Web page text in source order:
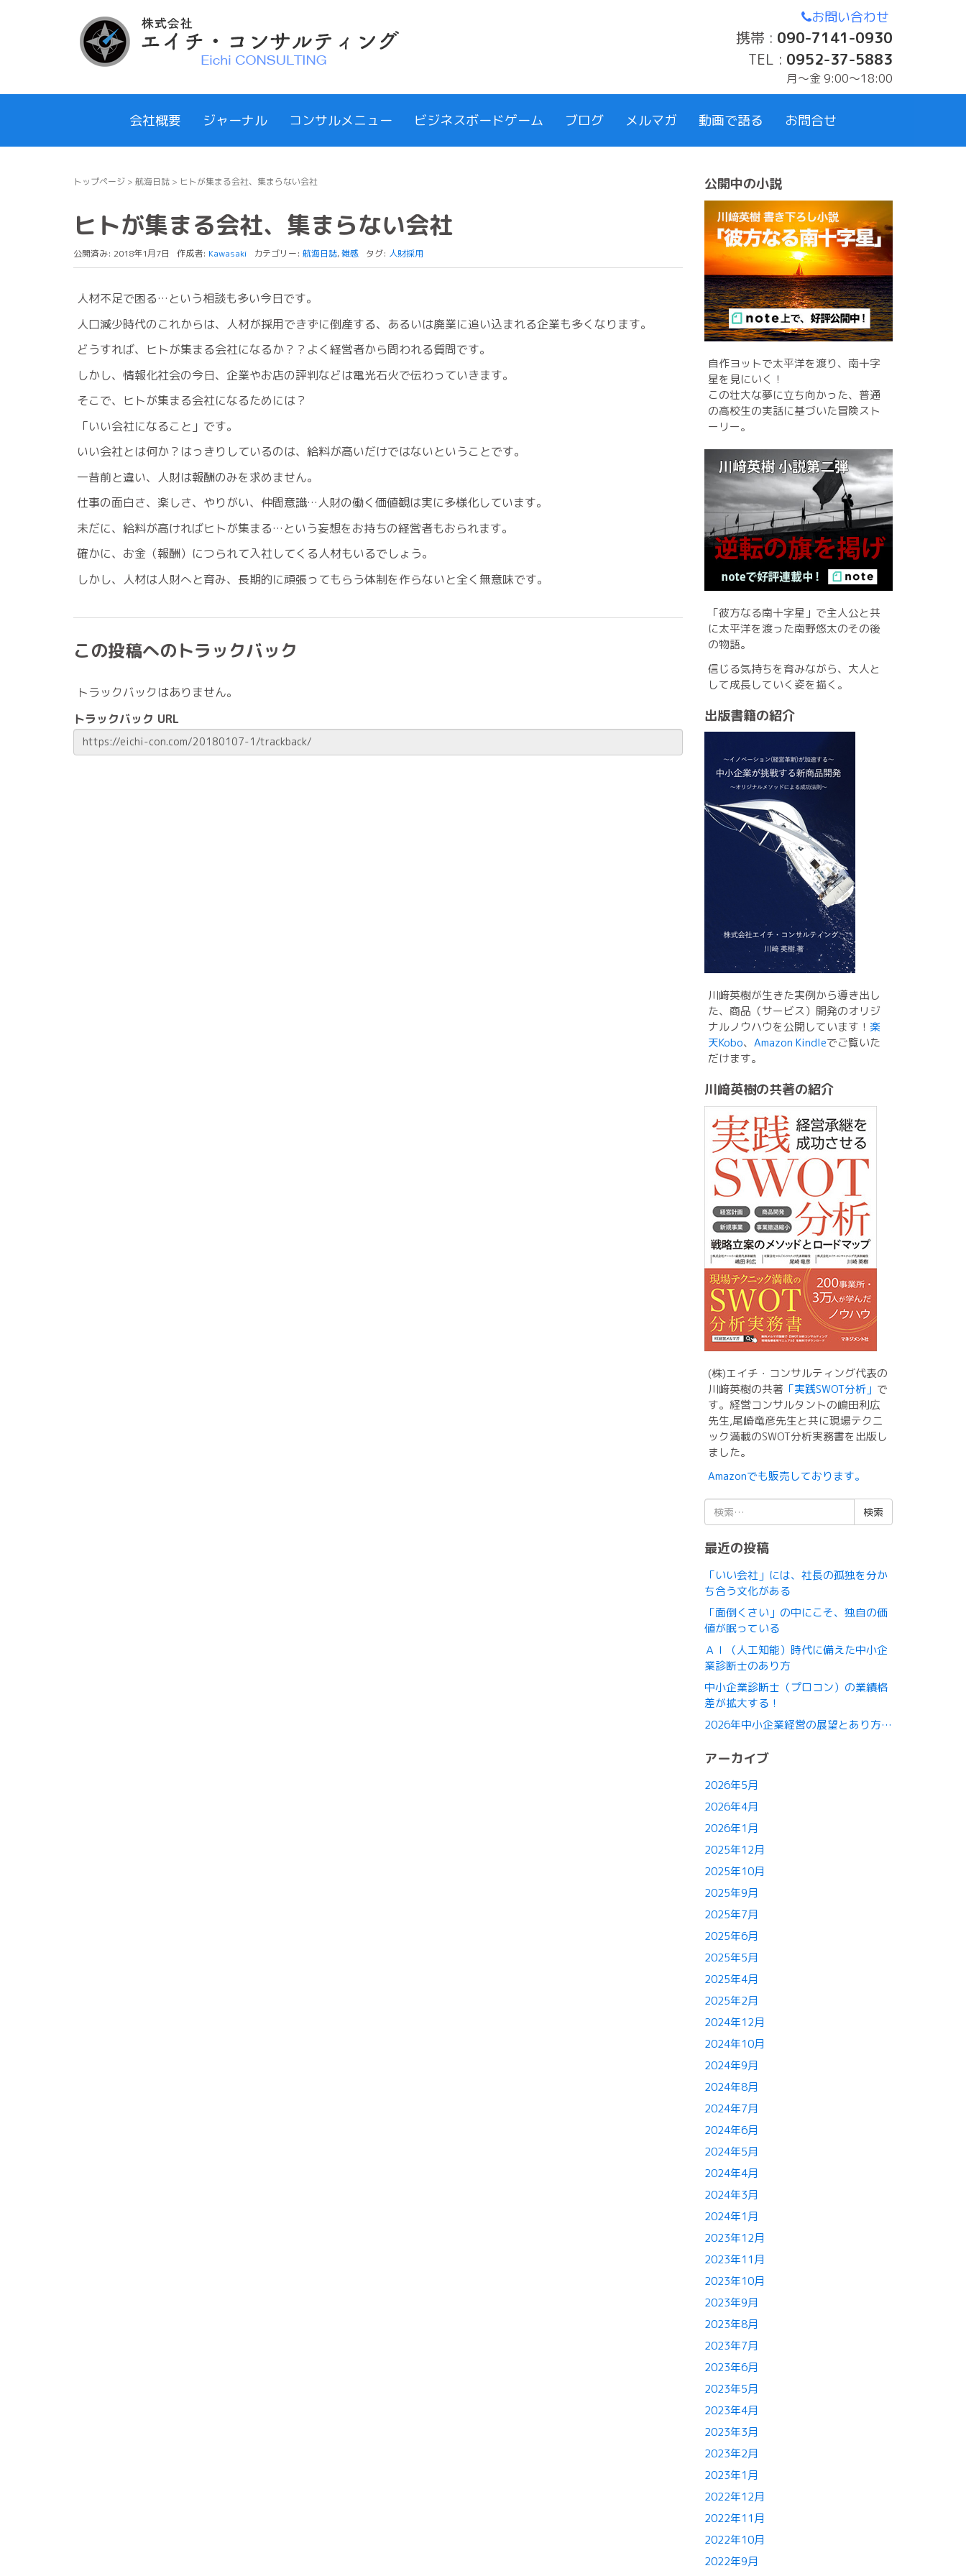
お問い合わせ
携帯 : 090-7141-0930
TEL : 0952-37-5883
月〜金 9:00～18:00
会社概要 ジャーナル コンサルメニュー ビジネスボードゲーム ブログ メルマガ 動画で語る お問合せ
トップページ > 航海日誌 > ヒトが集まる会社、集まらない会社
ヒトが集まる会社、集まらない会社
公開済み: 2018年1月7日 作成者: Kawasaki カテゴリー: 航海日誌,雑感 タグ: 人財採用
人材不足で困る…という相談も多い今日です。
人口減少時代のこれからは、人材が採用できずに倒産する、あるいは廃業に追い込まれる企業も多くなります。
どうすれば、ヒトが集まる会社になるか？？よく経営者から問われる質問です。
しかし、情報化社会の今日、企業やお店の評判などは電光石火で伝わっていきます。
そこで、ヒトが集まる会社になるためには？
「いい会社になること」です。
いい会社とは何か？はっきりしているのは、給料が高いだけではないということです。
一昔前と違い、人財は報酬のみを求めません。
仕事の面白さ、楽しさ、やりがい、仲間意識…人財の働く価値観は実に多様化しています。
未だに、給料が高ければヒトが集まる…という妄想をお持ちの経営者もおられます。
確かに、お金（報酬）につられて入社してくる人材もいるでしょう。
しかし、人材は人財へと育み、長期的に頑張ってもらう体制を作らないと全く無意味です。
この投稿へのトラックバック
トラックバックはありません。
トラックバック URL
公開中の小説
自作ヨットで太平洋を渡り、南十字
星を見にいく！
この壮大な夢に立ち向かった、普通
の高校生の実話に基づいた冒険スト
ーリー。
「彼方なる南十字星」で主人公と共
に太平洋を渡った南野悠太のその後
の物語。
信じる気持ちを育みながら、大人と
して成長していく姿を描く。
出版書籍の紹介
川﨑英樹が生きた実例から導き出し
た、商品（サービス）開発のオリジ
ナルノウハウを公開しています！ 楽
天Kobo、 Amazon Kindleでご覧いた
だけます。
川﨑英樹の共著の紹介
(株)エイチ・コンサルティング代表の
川﨑英樹の共著 「実践SWOT分析」 で
す。経営コンサルタントの嶋田利広
先生,尾崎竜彦先生と共に現場テクニ
ック満載のSWOT分析実務書を出版し
ました。
Amazonでも販売しております。
検
索:
最近の投稿
「いい会社」には、社長の孤独を分か
ち合う文化がある
「面倒くさい」の中にこそ、独自の価
値が眠っている
ＡＩ（人工知能）時代に備えた中小企
業診断士のあり方
中小企業診断士（プロコン）の業績格
差が拡大する！
2026年中小企業経営の展望とあり方…
アーカイブ
2026年5月
2026年4月
2026年1月
2025年12月
2025年10月
2025年9月
2025年7月
2025年6月
2025年5月
2025年4月
2025年2月
2024年12月
2024年10月
2024年9月
2024年8月
2024年7月
2024年6月
2024年5月
2024年4月
2024年3月
2024年1月
2023年12月
2023年11月
2023年10月
2023年9月
2023年8月
2023年7月
2023年6月
2023年5月
2023年4月
2023年3月
2023年2月
2023年1月
2022年12月
2022年11月
2022年10月
2022年9月